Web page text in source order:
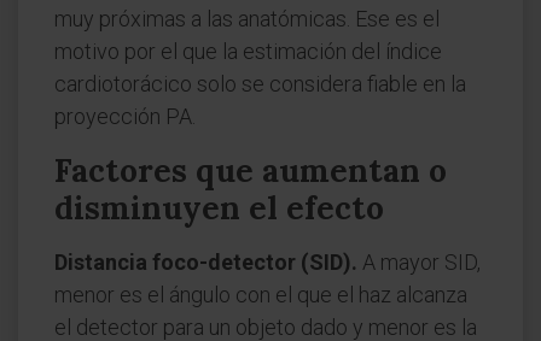
muy próximas a las anatómicas. Ese es el
motivo por el que la estimación del índice
cardiotorácico solo se considera fiable en la
proyección PA.
Factores que aumentan o
disminuyen el efecto
Distancia foco-detector (SID). A mayor SID,
menor es el ángulo con el que el haz alcanza
el detector para un objeto dado y menor es la